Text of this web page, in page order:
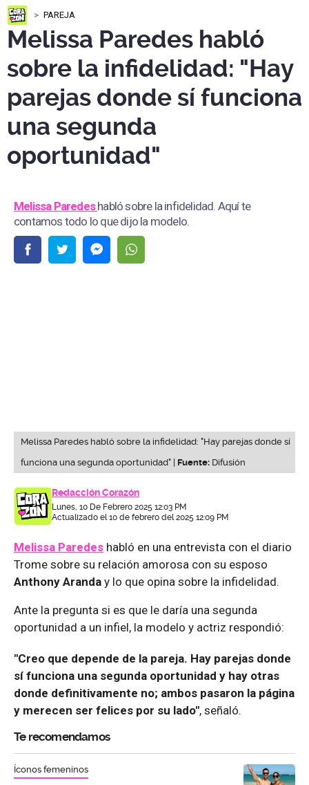
PAREJA
Melissa Paredes habló
sobre la infidelidad: "Hay
parejas donde sí funciona
una segunda
oportunidad"
Melissa Paredeshabló sobre la infidelidad. Aquí te
contamos todo lo que dijo la modelo.
Melissa Paredes habló sobre la infidelidad: "Hay parejas donde sí
funciona una segunda oportunidad" | Fuente: Difusión
Redacción Corazón
Lunes, 10 De Febrero 2025 12:03 PM
Actualizado el 10 de febrero del 2025 12:09 PM
Melissa Paredes habló en una entrevista con el diario
Trome sobre su relación amorosa con su esposo
Anthony Aranda y lo que opina sobre la infidelidad.
Ante la pregunta si es que le daría una segunda
oportunidad a un infiel, la modelo y actriz respondió:
"Creo que depende de la pareja. Hay parejas donde
sí funciona una segunda oportunidad y hay otras
donde definitivamente no; ambos pasaron la página
y merecen ser felices por su lado", señaló.
Te recomendamos
Íconos femeninos